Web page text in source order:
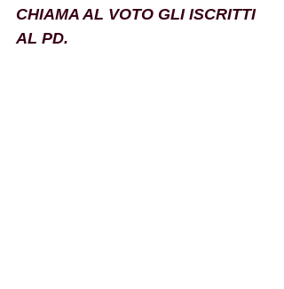
CHIAMA AL VOTO GLI ISCRITTI
AL PD.